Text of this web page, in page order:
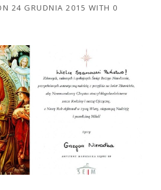
24 GRUDNIA 2015 WITH 0